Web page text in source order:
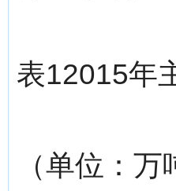
表12015年
（单位：万